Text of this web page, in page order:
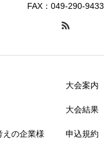
FAX：049-290-9433
えの企業様
大会案内
大会結果
申込規約